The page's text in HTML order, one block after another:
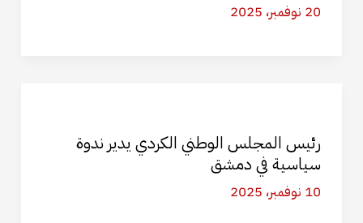
20 نوفمبر، 2025
رئيس المجلس الوطني الكردي يدير ندوة
سياسية في دمشق
10 نوفمبر، 2025